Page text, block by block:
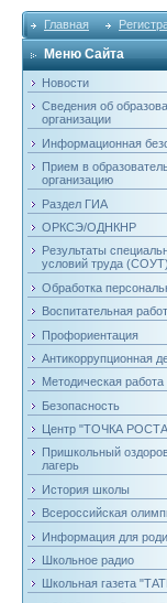
Главная
Меню Сайта
Новости
Сведения об
организации
Информационная
Прием в
организацию
Раздел ГИА
ОРКСЭ/ОДНКНР
Результаты
условий труда (СОУТ)
Обработка
Воспитательная
Профориентация
Антикоррупционная
Методическая работа
Безопасность
Центр "ТОЧКА
Пришкольный
лагерь
История школы
Всероссийская
Информация для
Школьное радио
Школьная газета